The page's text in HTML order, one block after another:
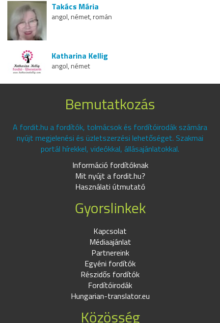
Takács Mária
angol, német, román
Katharina Kellig
angol, német
Bemutatkozás
A fordit.hu a fordítók, tolmácsok és fordítóirodák számára
nyújt megjelenési és üzletszerzési lehetőséget. Szakmai
portál hírekkel, videókkal, állásajánlatokkal.
Információ fordítóknak
Mit nyújt a fordit.hu?
Használati útmutató
Gyorslinkek
Kapcsolat
Médiaajánlat
Partnereink
Egyéni fordítók
Részidős fordítók
Fordítóirodák
Hungarian-translator.eu
Közösség